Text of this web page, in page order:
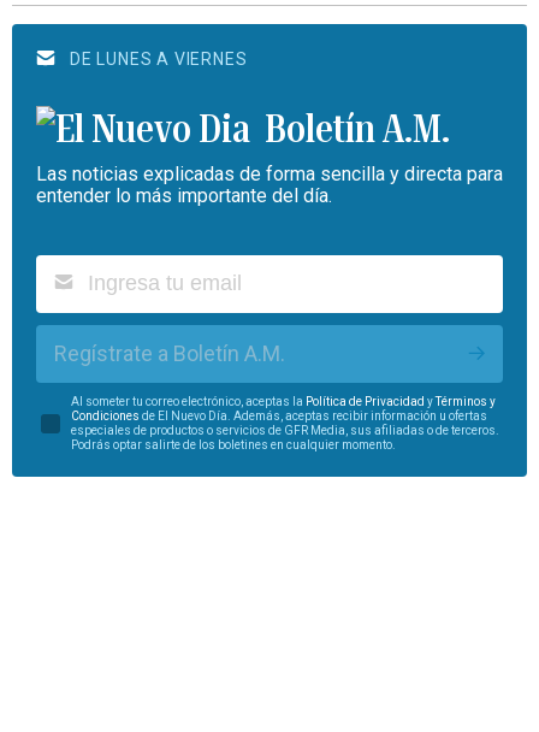
DE LUNES A VIERNES
Boletín A.M.
Las noticias explicadas de forma sencilla y directa para
entender lo más importante del día.
Regístrate a Boletín A.M.
Al someter tu correo electrónico, aceptas la Política de Privacidad yTérminos y
Condiciones de El Nuevo Día. Además, aceptas recibir información u ofertas
especiales de productos o servicios de GFR Media, sus afiliadas o de terceros.
Podrás optar salirte de los boletines en cualquier momento.